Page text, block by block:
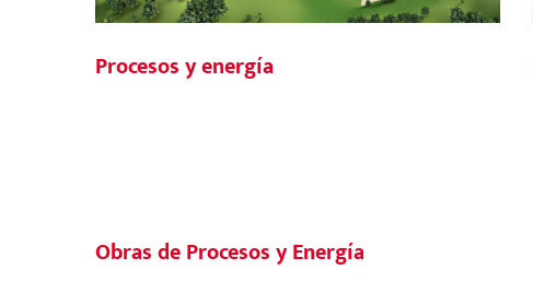
Procesos y energía
Obras de Procesos y Energía